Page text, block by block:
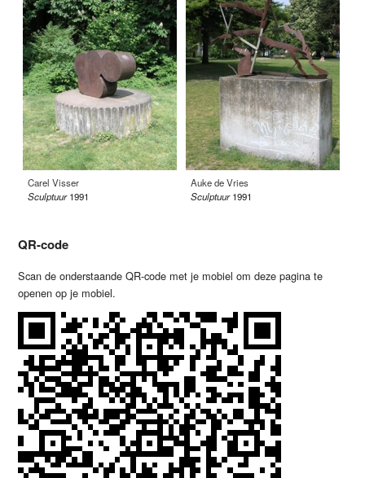
Carel Visser
Sculptuur 1991
Auke de Vries
Sculptuur 1991
QR-code
Scan de onderstaande QR-code met je mobiel om deze pagina te
openen op je mobiel.